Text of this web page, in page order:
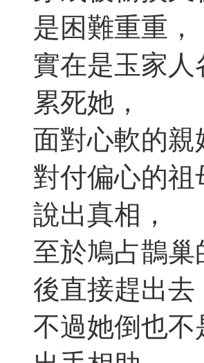
是困難重重，
實在是玉家
累死她，
面對心軟的
對付偏心的
說出真相，
至於鳩占鵲
後直接趕出去
不過她倒也